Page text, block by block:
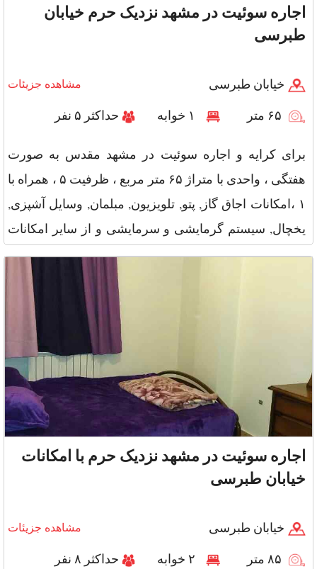
اجاره سوئیت در مشهد نزدیک حرم خیابان
طبرسی
خیابان طبرسی مشاهده جزیئات
حداکثر ۵ نفر
برای کرایه و اجاره سوئیت در مشهد مقدس به صورت
هفتگی ، واحدی با متراژ ۶۵ متر مربع ، ظرفیت ۵ ، همراه با
۱ ،امکانات اجاق گاز, پتو, تلویزیون, مبلمان, وسایل آشپزی,
یخچال, سیستم گرمایشی و سرمایشی و از سایر امکانات
ماشین لباس
اجاره سوئیت در مشهد نزدیک حرم با امکانات
خیابان طبرسی
خیابان طبرسی مشاهده جزیئات
حداکثر ۸ نفر